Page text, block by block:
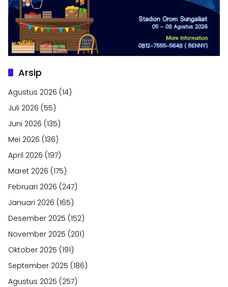
Arsip
Agustus 2026 (14)
Juli 2026 (55)
Juni 2026 (135)
Mei 2026 (136)
April 2026 (197)
Maret 2026 (175)
Februari 2026 (247)
Januari 2026 (165)
Desember 2025 (152)
November 2025 (201)
Oktober 2025 (191)
September 2025 (186)
Agustus 2025 (257)